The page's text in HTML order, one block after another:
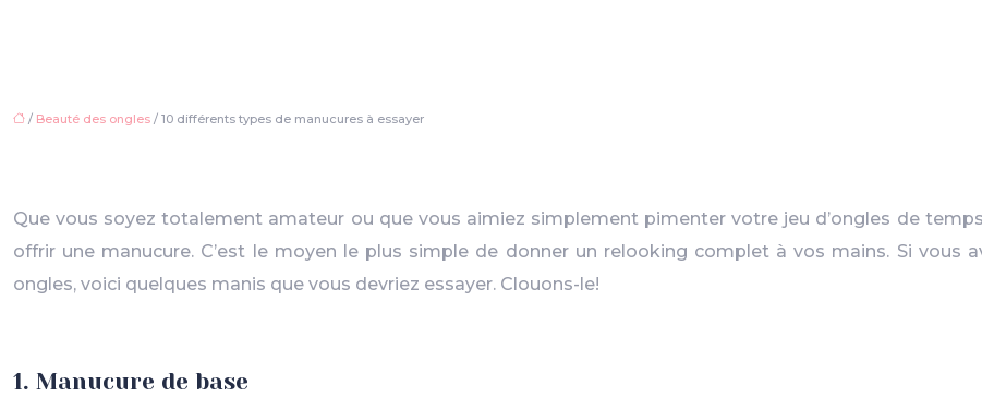
/ Beauté des ongles / 10 différents types de manucures à essayer
Que vous soyez totalement amateur ou que vous aimiez simplement pimenter votre jeu d’ongles de
offrir une manucure. C’est le moyen le plus simple de donner un relooking complet à vos mains. Si vous
ongles, voici quelques manis que vous devriez essayer. Clouons-le!
1. Manucure de base